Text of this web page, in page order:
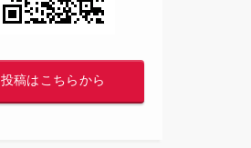
投稿はこちらから